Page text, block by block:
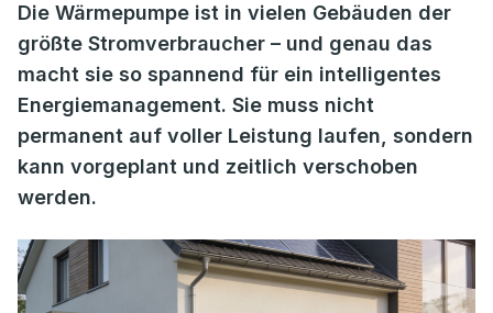
Die Wärmepumpe ist in vielen Gebäuden der
größte Stromverbraucher – und genau das
macht sie so spannend für ein intelligentes
Energiemanagement. Sie muss nicht
permanent auf voller Leistung laufen, sondern
kann vorgeplant und zeitlich verschoben
werden.